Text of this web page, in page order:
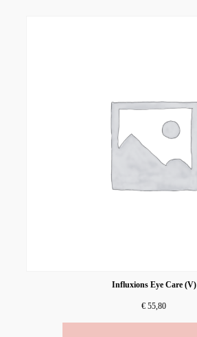
Influxions Eye Care (V)
€ 55,80